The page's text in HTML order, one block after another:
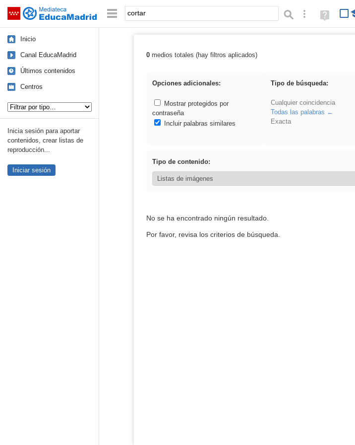
Saltar navegación Palabra o frase: Búsqueda avanzada
Ayuda
(en
Inicio
Canal EducaMadrid
Últimos contenidos
Centros
Inicia sesión para aportar
contenidos, crear listas de
reproducción...
Iniciar sesión
Resultados de: cortar
0medios totales (hay filtros aplicados)
Opciones adicionales:
Mostrar protegidos por
contraseña
Incluir palabras similares
Tipo de búsqueda:
Cualquier coincidencia
Todas las palabras
Exacta
Tipo de contenido:
No se ha encontrado ningún resultado.
Por favor, revisa los criterios de búsqueda.